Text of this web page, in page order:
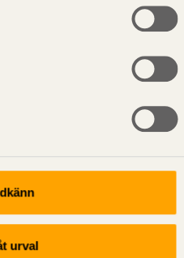
urval
Södra
63X200X3900 MM
63X200X4200 MM